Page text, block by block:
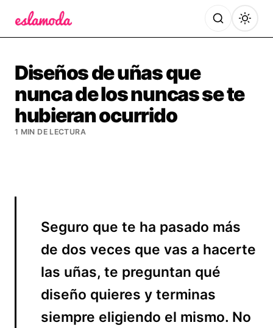
Diseños de uñas que
nunca de los nuncas se te
hubieran ocurrido
1 MIN DE LECTURA
Seguro que te ha pasado más
de dos veces que vas a hacerte
las uñas, te preguntan qué
diseño quieres y terminas
siempre eligiendo el mismo. No